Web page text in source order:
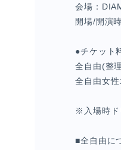
会場：
開場/開演
●チケット
全自由(整
全自由女
※入場時ド
■全自由に